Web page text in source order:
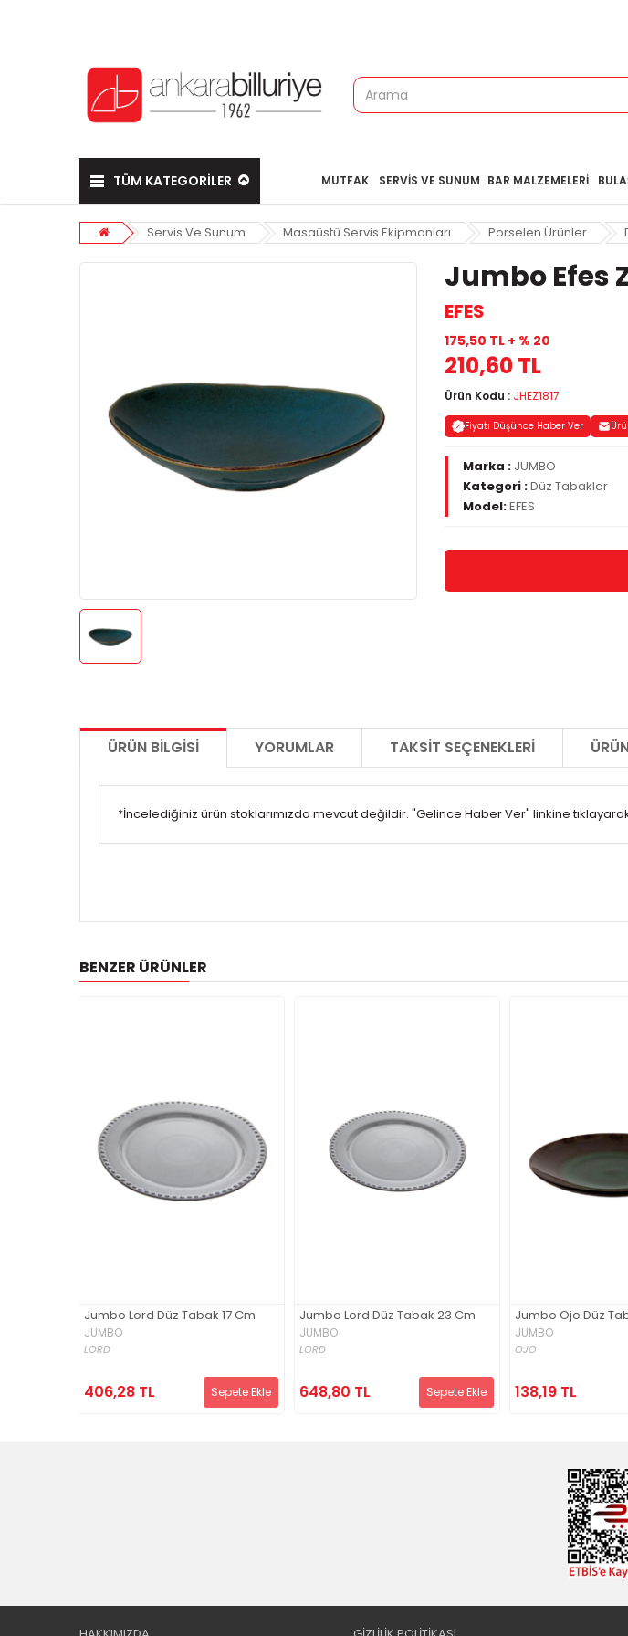
TÜM KATEGORİLER MUTFAK SERVIS VE SUNUM BAR MALZEMELERI
Servis Ve Sunum Masaüstü Servis Ekipmanları Porselen Ürünler
Jumbo Efes
EFES
175,50 TL + % 20
210,60 TL
Ürün Kodu : JHEZ1817
Fiyatı Düşünce Haber Ver
Marka : JUMBO
Kategori :Düz Tabaklar
Model:EFES
ÜRÜN BILGISI YORUMLAR TAKSIT SEÇENEKLERI
*İncelediğiniz ürün stoklarımızda mevcut değildir. "Gelince Haber Ver" linkine
BENZER ÜRÜNLER
Jumbo Lord Düz Tabak 17 Cm
JUMBO
LORD
406,28 TL Sepete Ekle
Jumbo Lord Düz Tabak 23 Cm
JUMBO
LORD
648,80 TL Sepete Ekle
Jumbo Ojo Düz
JUMBO
OJO
138,19 TL